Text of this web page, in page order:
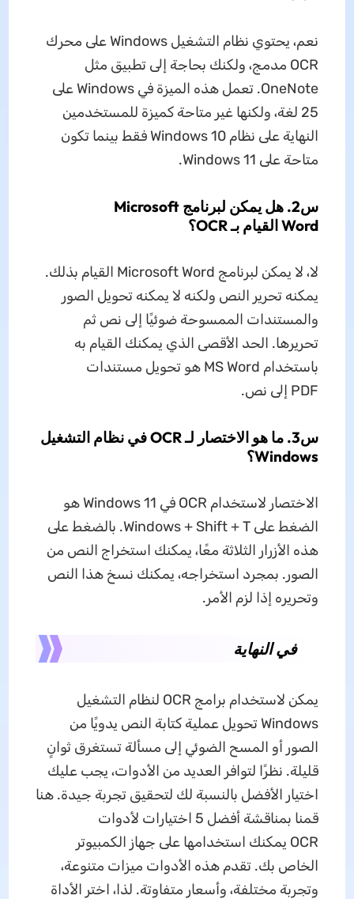
نعم، يحتوي نظام التشغيل Windows على محرك
OCR مدمج، ولكنك بحاجة إلى تطبيق مثل
OneNote. تعمل هذه الميزة في Windows على
25 لغة، ولكنها غير متاحة كميزة للمستخدمين
النهاية على نظام Windows 10 فقط بينما تكون
متاحة على Windows 11.
س2. هل يمكن لبرنامج Microsoft
Word القيام بـ OCR؟
لا، لا يمكن لبرنامج Microsoft Word القيام بذلك.
يمكنه تحرير النص ولكنه لا يمكنه تحويل الصور
والمستندات الممسوحة ضوئيًا إلى نص ثم
تحريرها. الحد الأقصى الذي يمكنك القيام به
باستخدام MS Word هو تحويل مستندات
PDF إلى نص.
س3. ما هو الاختصار لـ OCR في نظام التشغيل
Windows؟
الاختصار لاستخدام OCR في Windows 11 هو
الضغط على Windows + Shift + T. بالضغط على
هذه الأزرار الثلاثة معًا، يمكنك استخراج النص من
الصور. بمجرد استخراجه، يمكنك نسخ هذا النص
وتحريره إذا لزم الأمر.
في النهاية
يمكن لاستخدام برامج OCR لنظام التشغيل
Windows تحويل عملية كتابة النص يدويًا من
الصور أو المسح الضوئي إلى مسألة تستغرق ثوانٍ
قليلة. نظرًا لتوافر العديد من الأدوات، يجب عليك
اختيار الأفضل بالنسبة لك لتحقيق تجربة جيدة. هنا
قمنا بمناقشة أفضل 5 اختيارات لأدوات
OCR يمكنك استخدامها على جهاز الكمبيوتر
الخاص بك. تقدم هذه الأدوات ميزات متنوعة،
وتجربة مختلفة، وأسعار متفاوتة. لذا، اختر الأداة